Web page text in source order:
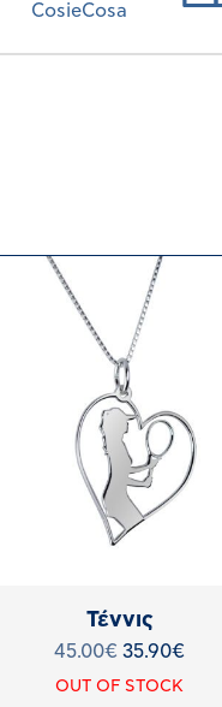
CosieCosa
Τέννις
45.00€ 35.90€
OUT OF STOCK